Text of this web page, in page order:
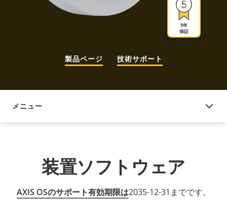
5年
保証
製品ページ 技術サポート
メニュー
装置ソフトウェア
装置ソフトウェア
AXIS OSのサポート有効期限は2035-12-31までです。